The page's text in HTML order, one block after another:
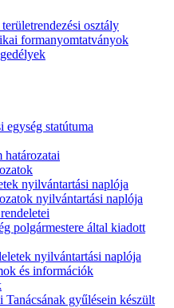
osztály
formanyomtatványok
egység statútuma
határozatai
nyilvántartási naplója
nyilvántartási naplója
polgármestere által kiadott
nyilvántartási naplója
és információk
gyűlésein készült